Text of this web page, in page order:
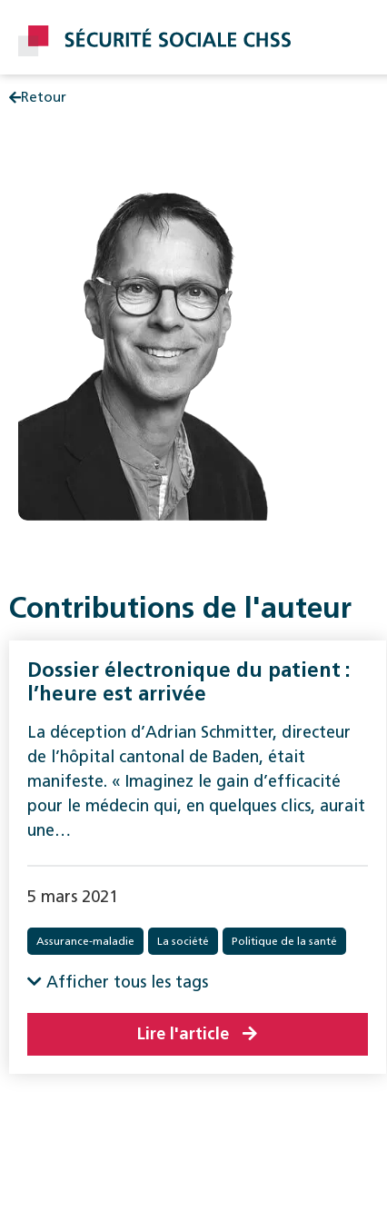
Retour
Contributions de l'auteur
Dossier électronique du patient :
l’heure est arrivée
La déception d’Adrian Schmitter, directeur
de l’hôpital cantonal de Baden, était
manifeste. « Imaginez le gain d’efficacité
pour le médecin qui, en quelques clics, aurait
une…
5 mars 2021
Assurance-maladie La société Politique de la santé
Afficher tous les tags
Lire l'article